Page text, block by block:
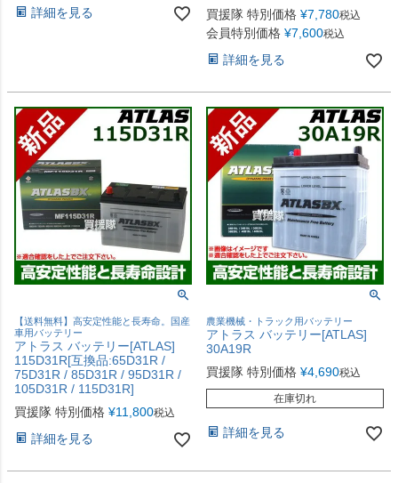
詳細を見る
買援隊 特別価格 ¥7,780税込
会員特別価格 ¥7,600税込
詳細を見る
【送料無料】高安定性能と長寿命。国産
車用バッテリー
アトラス バッテリー[ATLAS]
115D31R[互換品:65D31R /
75D31R / 85D31R / 95D31R /
105D31R / 115D31R]
買援隊 特別価格 ¥11,800税込
詳細を見る
農業機械・トラック用バッテリー
アトラス バッテリー[ATLAS]
30A19R
買援隊 特別価格 ¥4,690税込
在庫切れ
詳細を見る